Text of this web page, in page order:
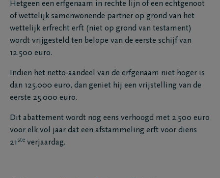
Hetgeen een erfgenaam in rechte lijn of een echtgenoot
of wettelijk samenwonende partner op grond van het
wettelijk erfrecht erft (niet op grond van testament)
wordt vrijgesteld ten belope van de eerste schijf van
12.500 euro.
Indien het netto-aandeel van de erfgenaam niet hoger is
dan 125.000 euro, dan geniet hij een vrijstelling van de
eerste 25.000 euro.
Dit abattement wordt nog eens verhoogd met 2.500 euro
voor elk vol jaar dat een afstammeling erft voor diens
21 ste verjaardag.